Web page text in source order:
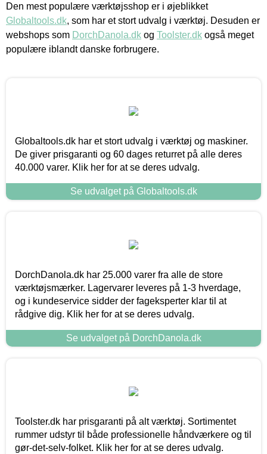
Den mest populære værktøjsshop er i øjeblikket
Globaltools.dk, som har et stort udvalg i værktøj. Desuden er
webshops som DorchDanola.dk og Toolster.dk også meget
populære iblandt danske forbrugere.
Globaltools.dk har et stort udvalg i værktøj og maskiner.
De giver prisgaranti og 60 dages returret på alle deres
40.000 varer. Klik her for at se deres udvalg.
Se udvalget på Globaltools.dk
DorchDanola.dk har 25.000 varer fra alle de store
værktøjsmærker. Lagervarer leveres på 1-3 hverdage,
og i kundeservice sidder der fageksperter klar til at
rådgive dig. Klik her for at se deres udvalg.
Se udvalget på DorchDanola.dk
Toolster.dk har prisgaranti på alt værktøj. Sortimentet
rummer udstyr til både professionelle håndværkere og til
gør-det-selv-folket. Klik her for at se deres udvalg.